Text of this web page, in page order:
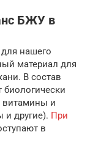
БЖУ в
нашего
материал для
В состав
витамины и
другие). При
в